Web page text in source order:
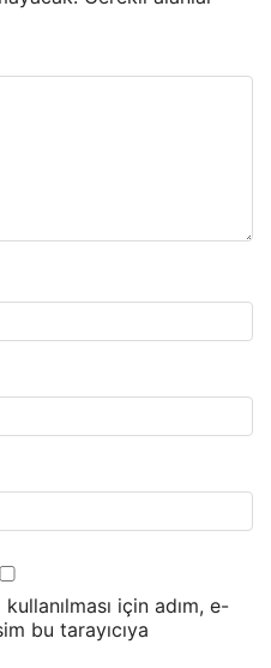
için adım, e-
bu tarayıcıya